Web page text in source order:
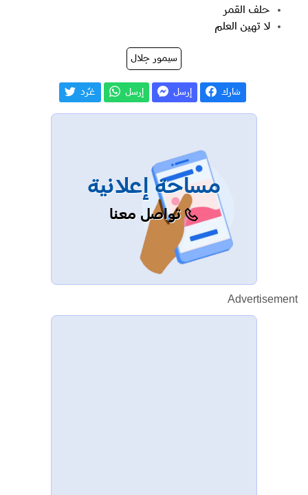
حلف القمر
لا تهين العلم
سيمور جلال
شارك إرسل إرسل غـّرد
مساحة إعلانية
تواصل معنا
Advertisement